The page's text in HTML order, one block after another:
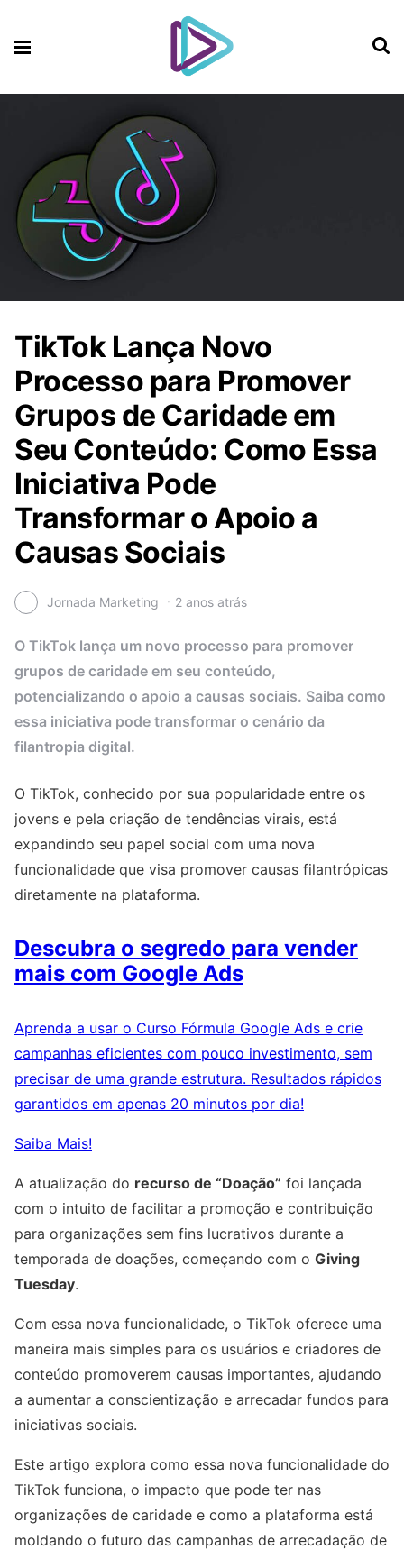
TikTok Lança Novo
Processo para Promover
Grupos de Caridade em
Seu Conteúdo: Como Essa
Iniciativa Pode
Transformar o Apoio a
Causas Sociais
Jornada Marketing 2 anos atrás
O TikTok lança um novo processo para promover
grupos de caridade em seu conteúdo,
potencializando o apoio a causas sociais. Saiba como
essa iniciativa pode transformar o cenário da
filantropia digital.
O TikTok, conhecido por sua popularidade entre os
jovens e pela criação de tendências virais, está
expandindo seu papel social com uma nova
funcionalidade que visa promover causas filantrópicas
diretamente na plataforma.
Descubra o segredo para vender
mais com Google Ads
Aprenda a usar o Curso Fórmula Google Ads e crie
campanhas eficientes com pouco investimento, sem
precisar de uma grande estrutura. Resultados rápidos
garantidos em apenas 20 minutos por dia!
Saiba Mais!
A atualização do recurso de “Doação” foi lançada
com o intuito de facilitar a promoção e contribuição
para organizações sem fins lucrativos durante a
temporada de doações, começando com o Giving
Tuesday.
Com essa nova funcionalidade, o TikTok oferece uma
maneira mais simples para os usuários e criadores de
conteúdo promoverem causas importantes, ajudando
a aumentar a conscientização e arrecadar fundos para
iniciativas sociais.
Este artigo explora como essa nova funcionalidade do
TikTok funciona, o impacto que pode ter nas
organizações de caridade e como a plataforma está
moldando o futuro das campanhas de arrecadação de